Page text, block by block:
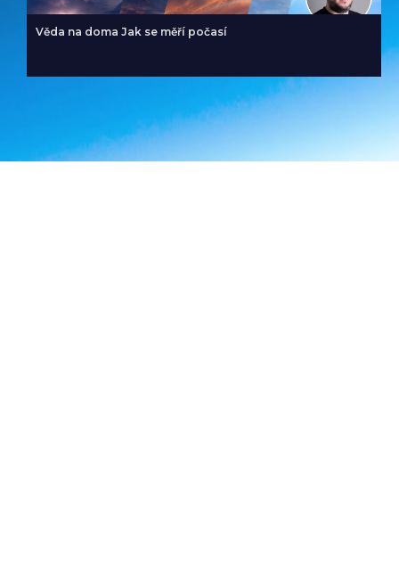
Věda na doma Jak se měří počasí